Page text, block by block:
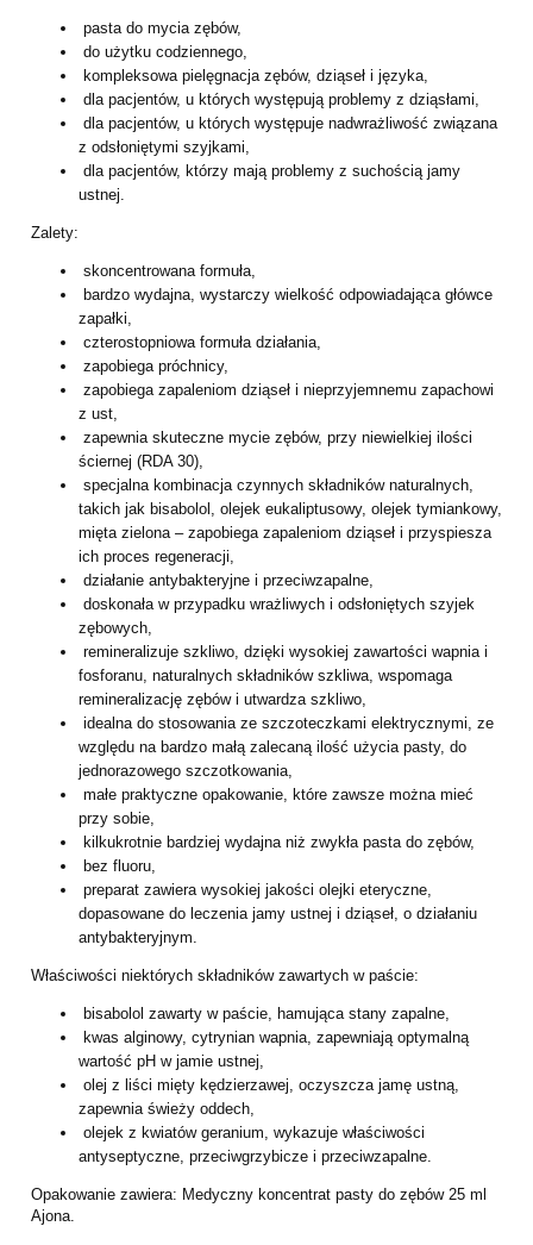
pasta do mycia zębów,
do użytku codziennego,
kompleksowa pielęgnacja zębów, dziąseł i języka,
dla pacjentów, u których występują problemy z dziąsłami,
dla pacjentów, u których występuje nadwrażliwość związana
z odsłoniętymi szyjkami,
dla pacjentów, którzy mają problemy z suchością jamy
ustnej.
Zalety:
skoncentrowana formuła,
bardzo wydajna, wystarczy wielkość odpowiadająca główce
zapałki,
czterostopniowa formuła działania,
zapobiega próchnicy,
zapobiega zapaleniom dziąseł i nieprzyjemnemu zapachowi
z ust,
zapewnia skuteczne mycie zębów, przy niewielkiej ilości
ściernej (RDA 30),
specjalna kombinacja czynnych składników naturalnych,
takich jak bisabolol, olejek eukaliptusowy, olejek tymiankowy,
mięta zielona – zapobiega zapaleniom dziąseł i przyspiesza
ich proces regeneracji,
działanie antybakteryjne i przeciwzapalne,
doskonała w przypadku wrażliwych i odsłoniętych szyjek
zębowych,
remineralizuje szkliwo, dzięki wysokiej zawartości wapnia i
fosforanu, naturalnych składników szkliwa, wspomaga
remineralizację zębów i utwardza szkliwo,
idealna do stosowania ze szczoteczkami elektrycznymi, ze
względu na bardzo małą zalecaną ilość użycia pasty, do
jednorazowego szczotkowania,
małe praktyczne opakowanie, które zawsze można mieć
przy sobie,
kilkukrotnie bardziej wydajna niż zwykła pasta do zębów,
bez fluoru,
preparat zawiera wysokiej jakości olejki eteryczne,
dopasowane do leczenia jamy ustnej i dziąseł, o działaniu
antybakteryjnym.
Właściwości niektórych składników zawartych w paście:
bisabolol zawarty w paście, hamująca stany zapalne,
kwas alginowy, cytrynian wapnia, zapewniają optymalną
wartość pH w jamie ustnej,
olej z liści mięty kędzierzawej, oczyszcza jamę ustną,
zapewnia świeży oddech,
olejek z kwiatów geranium, wykazuje właściwości
antyseptyczne, przeciwgrzybicze i przeciwzapalne.
Opakowanie zawiera: Medyczny koncentrat pasty do zębów 25 ml
Ajona.